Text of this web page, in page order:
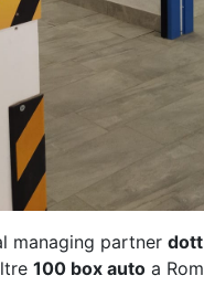
managing partner
100 box auto a